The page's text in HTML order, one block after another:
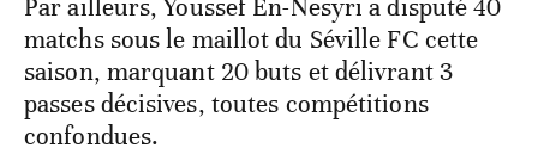
Par ailleurs, Youssef En-Nesyri a disputé 40
matchs sous le maillot du Séville FC cette
saison, marquant 20 buts et délivrant 3
passes décisives, toutes compétitions
confondues.